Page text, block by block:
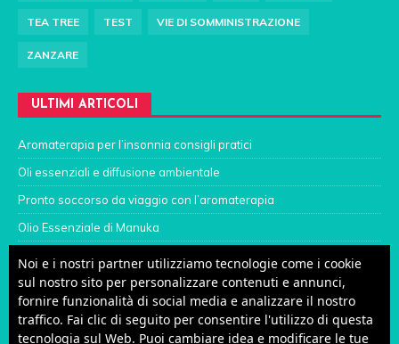
TEA TREE TEST VIE DI SOMMINISTRAZIONE
ZANZARE
ULTIMI ARTICOLI
Aromaterapia per l’insonnia consigli pratici
Oli essenziali e diffusione ambientale
Pronto soccorso da viaggio con l’aromaterapia
Olio Essenziale di Manuka
Gengive infiammate che sanguinano
Varicella, aromaterapia per alleviare prurito e gonfiore
Otite dei bambini e aromaterapia
Noi e i nostri partner utilizziamo tecnologie come i cookie
sul nostro sito per personalizzare contenuti e annunci,
fornire funzionalità di social media e analizzare il nostro
traffico. Fai clic di seguito per consentire l'utilizzo di questa
tecnologia sul Web. Puoi cambiare idea e modificare le tue